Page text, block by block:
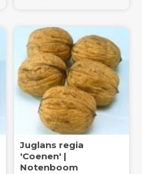
Juglans regia
'Coenen' |
Notenboom